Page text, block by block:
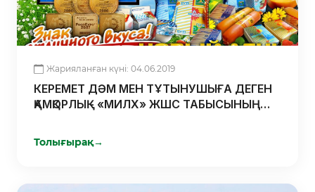
Жарияланған күні: 04.06.2019
КЕРЕМЕТ ДӘМ МЕН ТҰТЫНУШЫҒА ДЕГЕН
ҚАМҚОРЛЫҚ - «МИЛХ» ЖШС ТАБЫСЫНЫҢ
Толығырақ→